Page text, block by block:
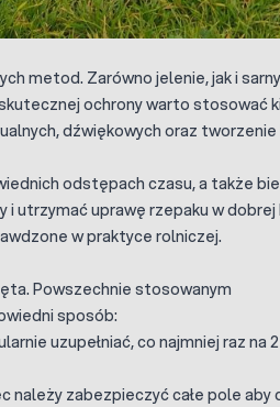
metod. Zarówno jelenie, jak i
ochrony warto stosować
dźwiękowych oraz tworzenie
odstępach czasu, a także
utrzymać uprawę rzepaku w dobrej
w praktyce rolniczej.
Powszechnie stosowanym
sposób:
uzupełniać, co najmniej raz na 2
zabezpieczyć całe pole aby